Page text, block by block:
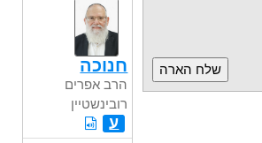
חנוכה
הרב אפרים
רובינשטיין
ע